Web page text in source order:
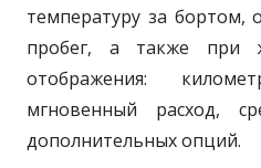
температуру за бортом,
пробег, а также при
отображения:
мгновенный расход,
дополнительных опций.